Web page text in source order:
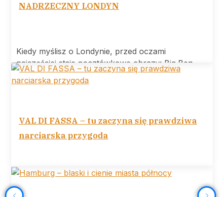
NADRZECZNY LONDYN
Kiedy myślisz o Londynie, przed oczami
najczęściej stają pocztówkowe obrazy: Big Ben,
Tower
VAL DI FASSA – tu zaczyna się prawdziwa
narciarska przygoda
VAL DI FASSA tu zaczyna się prawdziwa
narciarska przygoda Ośrodek narciarski Val di